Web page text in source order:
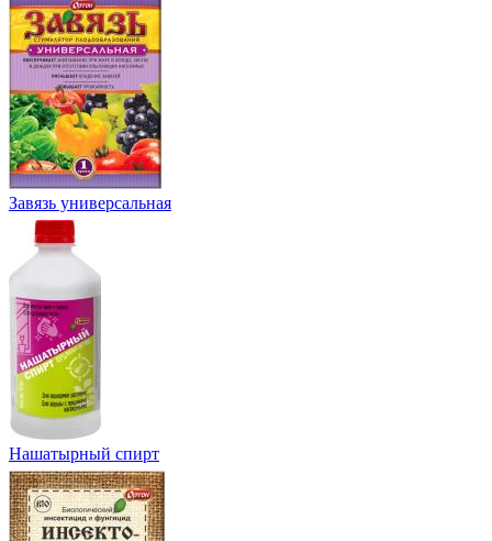
Завязь универсальная
Нашатырный спирт